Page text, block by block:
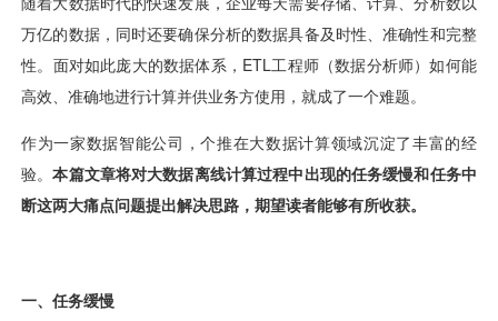
个知·智能运营AIBI
消息推送
AI应用工坊
个知·智能工作站
互联网增长
城市治理
SDK下载
文档中心
我的开发者中心
数据工坊
个推学堂
公司简介